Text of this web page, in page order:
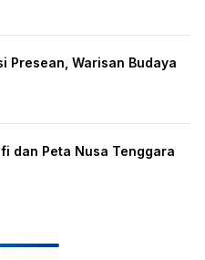
Presean, Warisan Budaya
dan Peta Nusa Tenggara